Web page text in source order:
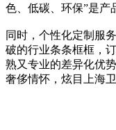
色、低碳、环保”是产
同时，个性化定制服
破的行业条条框框，
熟又专业的差异化优
奢侈情怀，炫目上海卫